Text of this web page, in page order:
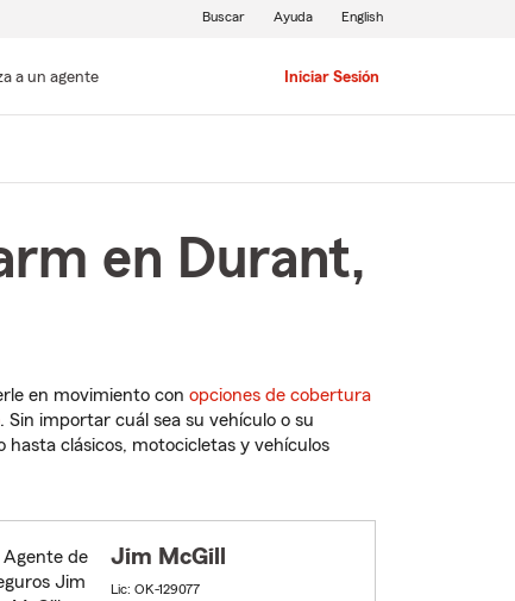
a un agente Iniciar Sesión
Buscar Ayuda English
en Durant,
en movimiento con opciones de cobertura
. Sin importar cuál sea su vehículo o su
clásicos, motocicletas y vehículos
Jim McGill
Lic: OK-129077